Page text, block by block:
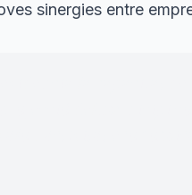
sinergies entre